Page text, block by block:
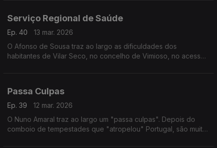
Serviço Regional de Saúde
Ep. 40
13 mar. 2026
O Afonso de Sousa traz ao largo as dificuldades dos
habitantes de Vilar Seco, no concelho de Vimioso, no acesso
Passa Culpas
Ep. 39
12 mar. 2026
O Nuno Amaral traz ao largo um "passa culpas". Depois do
comboio de tempestades que "atropelou" Portugal, são muitas